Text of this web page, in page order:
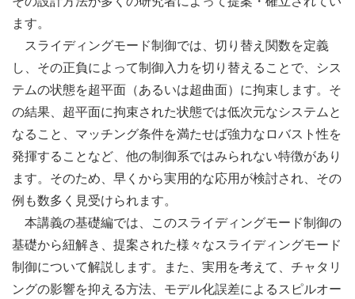
ます。
スライディングモード制御では、切り替え関数を定義
し、その正負によって制御入力を切り替えることで、シス
テムの状態を超平面（あるいは超曲面）に拘束します。そ
の結果、超平面に拘束された状態では低次元なシステムと
なること、マッチング条件を満たせば強力なロバスト性を
発揮することなど、他の制御系ではみられない特徴があり
ます。そのため、早くから実用的な応用が検討され、その
例も数多く見受けられます。
本講義の基礎編では、このスライディングモード制御の
基礎から紐解き、提案された様々なスライディングモード
制御について解説します。また、実用を考えて、チャタリ
ングの影響を抑える方法、モデル化誤差によるスピルオー